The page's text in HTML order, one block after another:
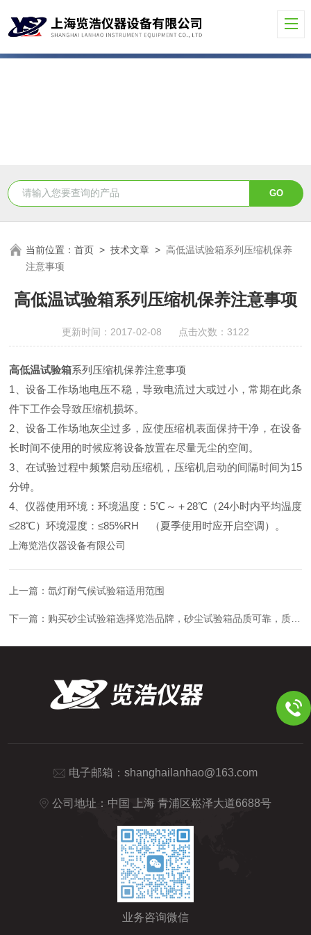
当前位置：首页 >技术文章 > 高低温试验箱系列压缩机保养
注意事项
高低温试验箱系列压缩机保养注意事项
更新时间：2017-02-08 点击次数：3122
高低温试验箱系列压缩机保养注意事项
1、设备工作场地电压不稳，导致电流过大或过小，常期在此条
件下工作会导致压缩机损坏。
2、设备工作场地灰尘过多，应使压缩机表面保持干净，在设备
长时间不使用的时候应将设备放置在尽量无尘的空间。
3、在试验过程中频繁启动压缩机，压缩机启动的间隔时间为15
分钟。
4、仪器使用环境：环境温度：5℃～＋28℃（24小时内平均温度
≤28℃）环境湿度：≤85%RH （夏季使用时应开启空调）。
上海览浩仪器设备有限公司
上一篇：氙灯耐气候试验箱适用范围
下一篇： 购买砂尘试验箱选择览浩品牌，砂尘试验箱品质可靠，质量保证。
电子邮箱： shanghailanhao@163.com
公司地址：中国 上海 青浦区崧泽大道6688号
业务咨询微信